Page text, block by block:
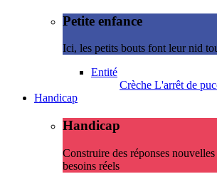
Petite enfance
Ici, les petits bouts font leur nid
Entité
Crèche L'arrêt de
Handicap
Handicap
Construire des réponses
besoins réels